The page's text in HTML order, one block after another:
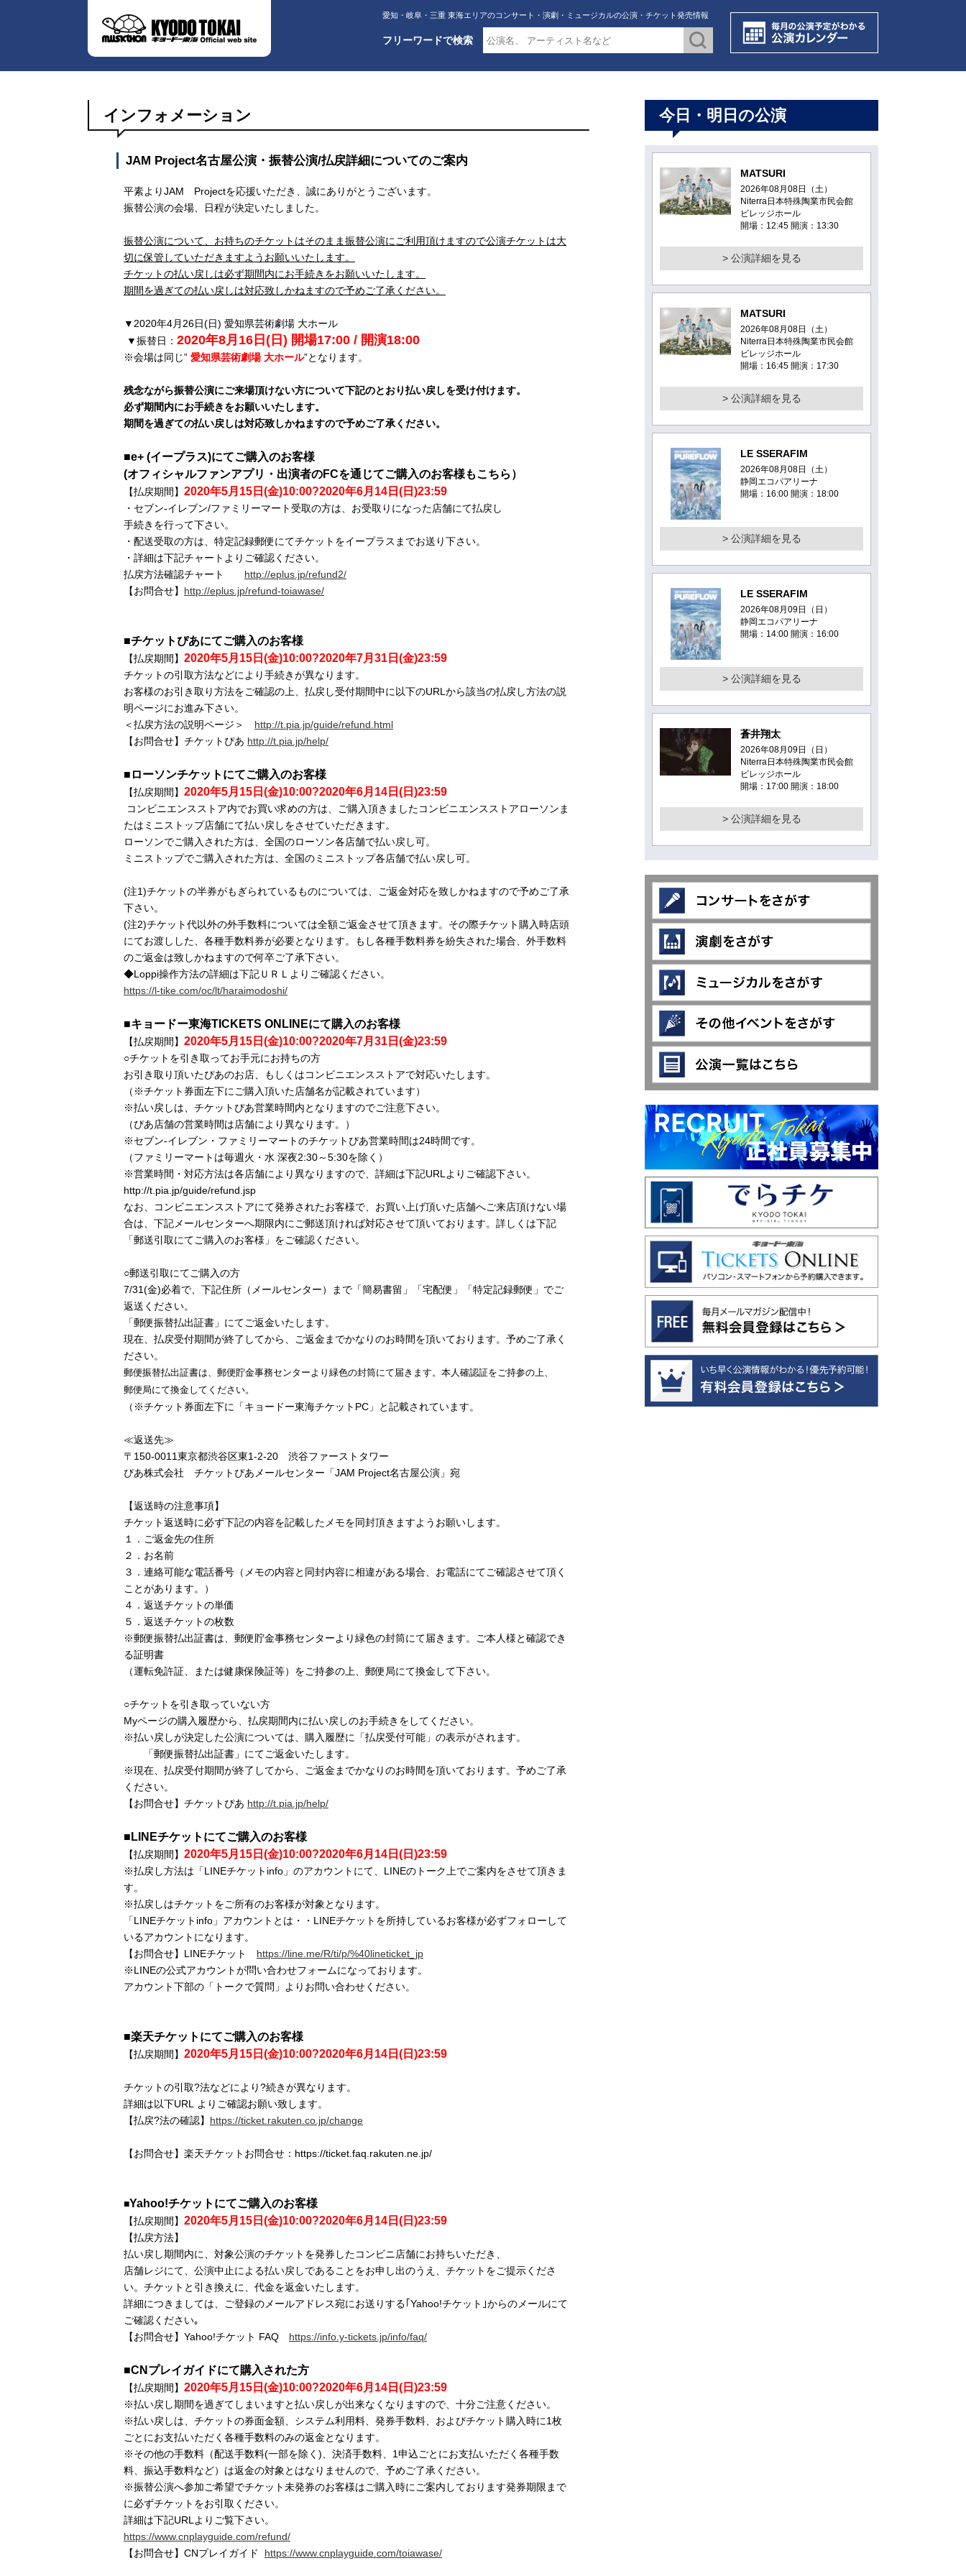
愛知・岐阜・三重 東海エリアのコンサート・演劇・ミュージカルの公演・チケット発売情報
フリーワードで検索
インフォメーション
JAM Project名古屋公演・振替公演/払戻詳細についてのご案内
平素よりJAM Projectを応援いただき、誠にありがとうございます。
振替公演の会場、日程が決定いたしました。
振替公演について、お持ちのチケットはそのまま振替公演にご利用頂けますので公演チケットは大
切に保管していただきますようお願いいたします。
チケットの払い戻しは必ず期間内にお手続きをお願いいたします。
期間を過ぎての払い戻しは対応致しかねますので予めご了承ください。
▼2020年4月26日(日) 愛知県芸術劇場 大ホール
▼振替日： 2020年8月16日(日) 開場17:00 / 開演18:00
※会場は同じ” 愛知県芸術劇場 大ホール”となります。
残念ながら振替公演にご来場頂けない方について下記のとおり払い戻しを受け付けます。
必ず期間内にお手続きをお願いいたします。
期間を過ぎての払い戻しは対応致しかねますので予めご了承ください。
■e+ (イープラス)にてご購入のお客様
(オフィシャルファンアプリ・出演者のFCを通じてご購入のお客様もこちら）
【払戻期間】 2020年5月15日(金)10:00?2020年6月14日(日)23:59
・セブン-イレブン/ファミリーマート受取の方は、お受取りになった店舗にて払戻し
手続きを行って下さい。
・配送受取の方は、特定記録郵便にてチケットをイープラスまでお送り下さい。
・詳細は下記チャートよりご確認ください。
払戻方法確認チャート http://eplus.jp/refund2/
【お問合せ】 http://eplus.jp/refund-toiawase/
■チケットぴあにてご購入のお客様
【払戻期間】 2020年5月15日(金)10:00?2020年7月31日(金)23:59
チケットの引取方法などにより手続きが異なります。
お客様のお引き取り方法をご確認の上、払戻し受付期間中に以下のURLから該当の払戻し方法の説
明ページにお進み下さい。
＜払戻方法の説明ページ＞ http://t.pia.jp/guide/refund.html
【お問合せ】チケットぴあ http://t.pia.jp/help/
■ローソンチケットにてご購入のお客様
【払戻期間】 2020年5月15日(金)10:00?2020年6月14日(日)23:59
コンビニエンスストア内でお買い求めの方は、ご購入頂きましたコンビニエンスストアローソンま
たはミニストップ店舗にて払い戻しをさせていただきます。
ローソンでご購入された方は、全国のローソン各店舗で払い戻し可。
ミニストップでご購入された方は、全国のミニストップ各店舗で払い戻し可。
(注1)チケットの半券がもぎられているものについては、ご返金対応を致しかねますので予めご了承
下さい。
(注2)チケット代以外の外手数料については全額ご返金させて頂きます。その際チケット購入時店頭
にてお渡しした、各種手数料券が必要となります。もし各種手数料券を紛失された場合、外手数料
のご返金は致しかねますので何卒ご了承下さい。
◆Loppi操作方法の詳細は下記ＵＲＬよりご確認ください。
https://l-tike.com/oc/lt/haraimodoshi/
■キョードー東海TICKETS ONLINEにて購入のお客様
【払戻期間】 2020年5月15日(金)10:00?2020年7月31日(金)23:59
○チケットを引き取ってお手元にお持ちの方
お引き取り頂いたぴあのお店、もしくはコンビニエンスストアで対応いたします。
（※チケット券面左下にご購入頂いた店舗名が記載されています）
※払い戻しは、チケットぴあ営業時間内となりますのでご注意下さい。
（ぴあ店舗の営業時間は店舗により異なります。）
※セブン-イレブン・ファミリーマートのチケットぴあ営業時間は24時間です。
（ファミリーマートは毎週火・水 深夜2:30～5:30を除く）
※営業時間・対応方法は各店舗により異なりますので、詳細は下記URLよりご確認下さい。
http://t.pia.jp/guide/refund.jsp
なお、コンビニエンスストアにて発券されたお客様で、お買い上げ頂いた店舗へご来店頂けない場
合は、下記メールセンターへ期限内にご郵送頂ければ対応させて頂いております。詳しくは下記
「郵送引取にてご購入のお客様」をご確認ください。
○郵送引取にてご購入の方
7/31(金)必着で、下記住所（メールセンター）まで「簡易書留」「宅配便」「特定記録郵便」でご
返送ください。
「郵便振替払出証書」にてご返金いたします。
現在、払戻受付期間が終了してから、ご返金までかなりのお時間を頂いております。予めご了承く
ださい。
郵便振替払出証書は、郵便貯金事務センターより緑色の封筒にて届きます。本人確認証をご持参の上、
郵便局にて換金してください。
（※チケット券面左下に「キョードー東海チケットPC」と記載されています。
≪返送先≫
〒150-0011東京都渋谷区東1-2-20 渋谷ファーストタワー
ぴあ株式会社 チケットぴあメールセンター「JAM Project名古屋公演」宛
【返送時の注意事項】
チケット返送時に必ず下記の内容を記載したメモを同封頂きますようお願いします。
１．ご返金先の住所
２．お名前
３．連絡可能な電話番号（メモの内容と同封内容に相違がある場合、お電話にてご確認させて頂く
ことがあります。）
４．返送チケットの単価
５．返送チケットの枚数
※郵便振替払出証書は、郵便貯金事務センターより緑色の封筒にて届きます。ご本人様と確認でき
る証明書
（運転免許証、または健康保険証等）をご持参の上、郵便局にて換金して下さい。
○チケットを引き取っていない方
Myページの購入履歴から、払戻期間内に払い戻しのお手続きをしてください。
※払い戻しが決定した公演については、購入履歴に「払戻受付可能」の表示がされます。
「郵便振替払出証書」にてご返金いたします。
※現在、払戻受付期間が終了してから、ご返金までかなりのお時間を頂いております。予めご了承
ください。
【お問合せ】チケットぴあ http://t.pia.jp/help/
■LINEチケットにてご購入のお客様
【払戻期間】 2020年5月15日(金)10:00?2020年6月14日(日)23:59
※払戻し方法は「LINEチケットinfo」のアカウントにて、LINEのトーク上でご案内をさせて頂きま
す。
※払戻しはチケットをご所有のお客様が対象となります。
「LINEチケットinfo」アカウントとは・・LINEチケットを所持しているお客様が必ずフォローして
いるアカウントになります。
【お問合せ】LINEチケット https://line.me/R/ti/p/%40lineticket_jp
※LINEの公式アカウントが問い合わせフォームになっております。
アカウント下部の「トークで質問」よりお問い合わせください。
■楽天チケットにてご購入のお客様
【払戻期間】 2020年5月15日(金)10:00?2020年6月14日(日)23:59
チケットの引取?法などにより?続きが異なります。
詳細は以下URL よりご確認お願い致します。
【払戻?法の確認】 https://ticket.rakuten.co.jp/change
【お問合せ】楽天チケットお問合せ：https://ticket.faq.rakuten.ne.jp/
■Yahoo!チケットにてご購入のお客様
【払戻期間】 2020年5月15日(金)10:00?2020年6月14日(日)23:59
【払戻方法】
払い戻し期間内に、対象公演のチケットを発券したコンビニ店舗にお持ちいただき、
店舗レジにて、公演中止による払い戻しであることをお申し出のうえ、チケットをご提示くださ
い。チケットと引き換えに、代金を返金いたします。
詳細につきましては、ご登録のメールアドレス宛にお送りする｢Yahoo!チケット｣からのメールにて
ご確認ください｡
【お問合せ】Yahoo!チケット FAQ https://info.y-tickets.jp/info/faq/
■CNプレイガイドにて購入された方
【払戻期間】 2020年5月15日(金)10:00?2020年6月14日(日)23:59
※払い戻し期間を過ぎてしまいますと払い戻しが出来なくなりますので、十分ご注意ください。
※払い戻しは、チケットの券面金額、システム利用料、発券手数料、およびチケット購入時に1枚
ごとにお支払いただく各種手数料のみの返金となります。
※その他の手数料（配送手数料(一部を除く)、決済手数料、1申込ごとにお支払いただく各種手数
料、振込手数料など）は返金の対象とはなりませんので、予めご了承ください。
※振替公演へ参加ご希望でチケット未発券のお客様はご購入時にご案内しております発券期限まで
に必ずチケットをお引取ください。
詳細は下記URLよりご覧下さい。
https://www.cnplayguide.com/refund/
【お問合せ】CNプレイガイド https://www.cnplayguide.com/toiawase/
今日・明日の公演
MATSURI
2026年08月08日（土）
Niterra日本特殊陶業市民会館
ビレッジホール
開場：12:45 開演：13:30
> 公演詳細を見る
MATSURI
2026年08月08日（土）
Niterra日本特殊陶業市民会館
ビレッジホール
開場：16:45 開演：17:30
> 公演詳細を見る
LE SSERAFIM
2026年08月08日（土）
静岡エコパアリーナ
開場：16:00 開演：18:00
> 公演詳細を見る
LE SSERAFIM
2026年08月09日（日）
静岡エコパアリーナ
開場：14:00 開演：16:00
> 公演詳細を見る
蒼井翔太
2026年08月09日（日）
Niterra日本特殊陶業市民会館
ビレッジホール
開場：17:00 開演：18:00
> 公演詳細を見る